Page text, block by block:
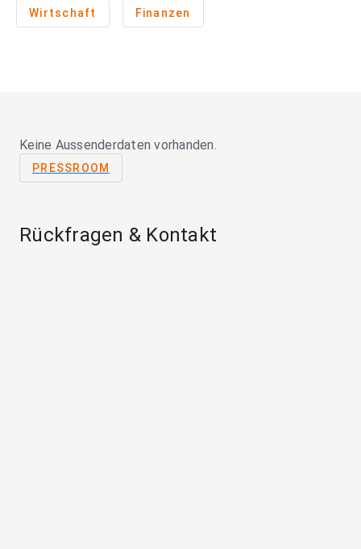
Wirtschaft Finanzen
Keine Aussenderdaten vorhanden.
PRESSROOM
Rückfragen & Kontakt